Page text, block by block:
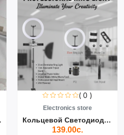
( 0 )
Electronics store
Кольцевой Светодиодный Св...
139.00с.